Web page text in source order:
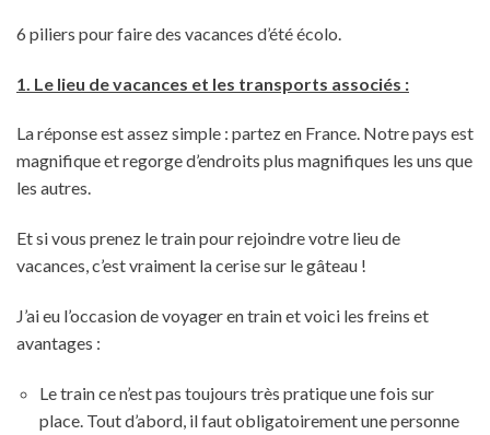
6 piliers pour faire des vacances d’été écolo.
1. Le lieu de vacances et les transports associés :
La réponse est assez simple : partez en France. Notre pays est
magnifique et regorge d’endroits plus magnifiques les uns que
les autres.
Et si vous prenez le train pour rejoindre votre lieu de
vacances, c’est vraiment la cerise sur le gâteau !
J’ai eu l’occasion de voyager en train et voici les freins et
avantages :
Le train ce n’est pas toujours très pratique une fois sur
place. Tout d’abord, il faut obligatoirement une personne